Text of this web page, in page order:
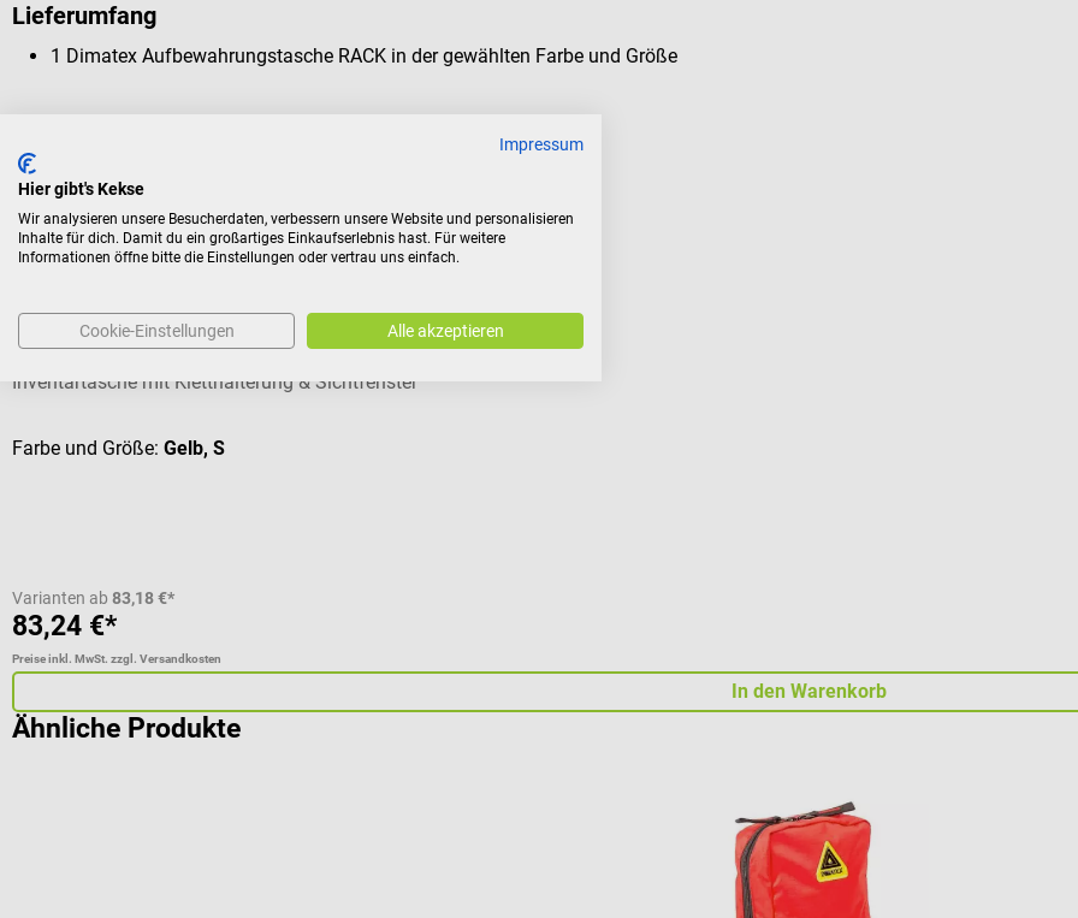
Lieferumfang
1 Dimatex Aufbewahrungstasche RACK in der gewählten Farbe und Größe
Kunden kauften auch
Aufbewahrungstasche RACK
Inventartasche mit Kletthalterung & Sichtfenster
Farbe und Größe: Gelb, S
Varianten ab 83,18 €*
83,24 €*
Preise inkl. MwSt. zzgl. Versandkosten
In den Warenkorb
Ähnliche Produkte
Impressum
Hier gibt's Kekse
Wir analysieren unsere Besucherdaten, verbessern unsere Website und personalisieren
Inhalte für dich. Damit du ein großartiges Einkaufserlebnis hast. Für weitere
Informationen öffne bitte die Einstellungen oder vertrau uns einfach.
Cookie-Einstellungen Alle akzeptieren